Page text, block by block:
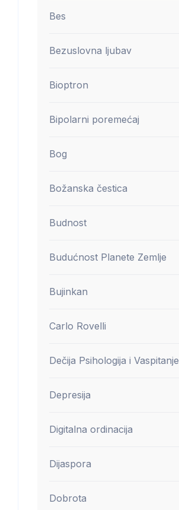
Bes
Bezuslovna ljubav
Bioptron
Bipolarni poremećaj
Bog
Božanska čestica
Budnost
Budućnost Planete Zemlje
Bujinkan
Carlo Rovelli
Dečija Psihologija i Vaspitanje
Depresija
Digitalna ordinacija
Dijaspora
Dobrota